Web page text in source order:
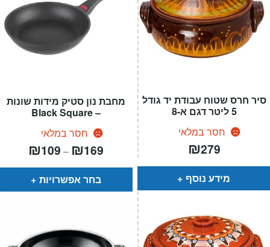
מחבת נון סטיק מידות שונות
– Black Square
חסר במלאי
₪109 – ₪169
⁦₪109⁩
בחר אפשרויות
סיר חרס שטוח עבודת יד גודל
5 ליטר דגם א-8
חסר במלאי
₪279
מידע נוסף